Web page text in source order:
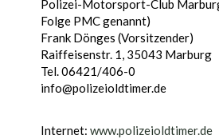
Polizei-Motorsport-Club
Folge PMC genannt)
Frank Dönges (Vorsitzender)
Raiffeisenstr. 1, 35043 Marburg
Tel. 06421/406-0
info@polizeioldtimer.de
Internet: www.polizeioldtimer.de